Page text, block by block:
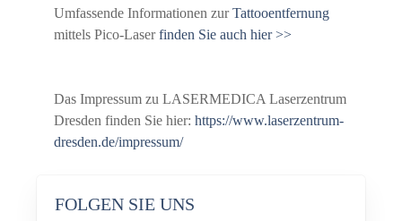
Umfassende Informationen zurTattooentfernung
mittels Pico-Laserfinden Sie auch hier >>
Das Impressum zu LASERMEDICA Laserzentrum
Dresden finden Sie hier: https://www.laserzentrum-
dresden.de/impressum/
FOLGEN SIE UNS